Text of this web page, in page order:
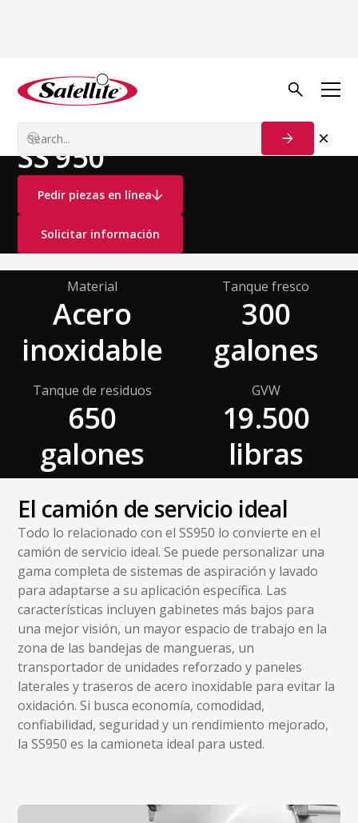
Ver todos los productos
Camiones aspiradores Camiones para Baños
SS 950
Pedir piezas en línea
Solicitar información
Material
Acero
inoxidable
Tanque fresco
300
galones
Tanque de residuos
650
galones
GVW
19.500
libras
El camión de servicio ideal
Todo lo relacionado con el SS950 lo convierte en el
camión de servicio ideal. Se puede personalizar una
gama completa de sistemas de aspiración y lavado
para adaptarse a su aplicación específica. Las
características incluyen gabinetes más bajos para
una mejor visión, un mayor espacio de trabajo en la
zona de las bandejas de mangueras, un
transportador de unidades reforzado y paneles
laterales y traseros de acero inoxidable para evitar la
oxidación. Si busca economía, comodidad,
confiabilidad, seguridad y un rendimiento mejorado,
la SS950 es la camioneta ideal para usted.